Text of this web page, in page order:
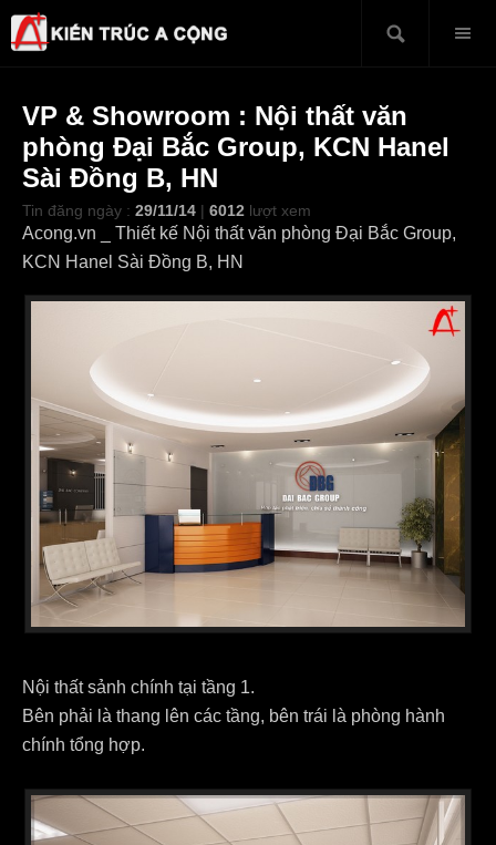
VP & Showroom : Nội thất văn
phòng Đại Bắc Group, KCN Hanel
Sài Đồng B, HN
Tin đăng ngày : 29/11/14 | 6012 lượt xem
Acong.vn _ Thiết kế Nội thất văn phòng Đại Bắc Group,
KCN Hanel Sài Đồng B, HN
Nội thất sảnh chính tại tầng 1.
Bên phải là thang lên các tầng, bên trái là phòng hành
chính tổng hợp.